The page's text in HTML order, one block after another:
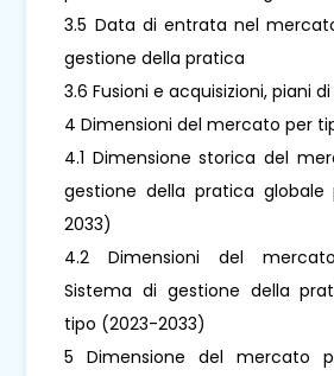
3.5 Data di entrata nel
gestione della pratica
3.6 Fusioni e acquisizioni, piani
4 Dimensioni del mercato per
4.1 Dimensione storica del
gestione della pratica
2033)
4.2 Dimensioni del
Sistema di gestione della
tipo (2023-2033)
5 Dimensione del mercato